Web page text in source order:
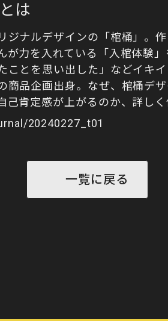
は
ジナルデザインの「棺桶」。
が力を入れている「入棺体験
とを思い出した」などイキイ
商品企画出身。なぜ、棺桶デ
肯定感が上がるのか、詳しく
20240227_t01
一覧に戻る